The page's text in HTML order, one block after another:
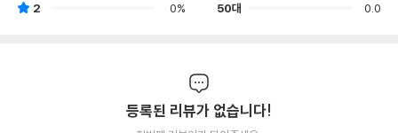
2
0%
50대
0.0
등록된 리뷰가 없습니다!